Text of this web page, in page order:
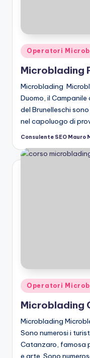
Posted
in
Operatori
Microblading
Microblading
Duomo, il
del Brunelleschi
nel capoluogo di
Posted
Consulente SEO Mauro
Posted
Operatori
Microblading
Microblading
Sono numerosi i
Catanzaro, famosa
e arte. Sono